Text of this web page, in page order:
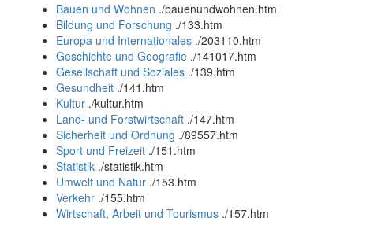
Bauen und Wohnen ./bauenundwohnen.htm
Bildung und Forschung ./133.htm
Europa und Internationales ./203110.htm
Geschichte und Geografie ./141017.htm
Gesellschaft und Soziales ./139.htm
Gesundheit ./141.htm
Kultur ./kultur.htm
Land- und Forstwirtschaft ./147.htm
Sicherheit und Ordnung ./89557.htm
Sport und Freizeit ./151.htm
Statistik ./statistik.htm
Umwelt und Natur ./153.htm
Verkehr ./155.htm
Wirtschaft, Arbeit und Tourismus ./157.htm